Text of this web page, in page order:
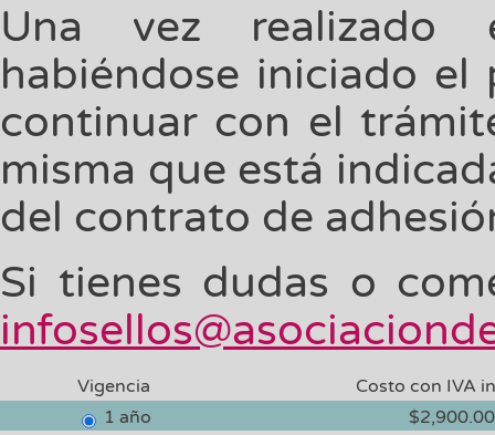
Una vez realizado
habiéndose iniciado
continuar con el
misma que está
del contrato de
Si tienes dudas o
Vigencia
Costo con IVA
1 año
$2,900.00